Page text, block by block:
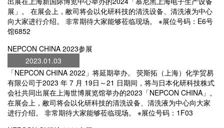
展」。 在展会上，敝司将会以化研科技的清洗设备、清洗液为中心
向大家进行介绍。 非常期待大家能够莅临现场。 ※展位号码：E6号
馆6852
NEPCON CHINA 2023参展
2023.01.03
「NEPCON CHINA 2022」将延期举办。 荧斯拓（上海）化学贸易
有限公司于2023 年 7 月 19日～21 日期间，将与日本化研科技株式
会社共同出展在上海世博展览馆举办的2023「NEPCON CHINA」。
在展会上，敝司将会以化研科技的清洗设备、清洗液为中心向大家
进行介绍。 非常期待大家能够莅临现场。 ※展位号码：1F03